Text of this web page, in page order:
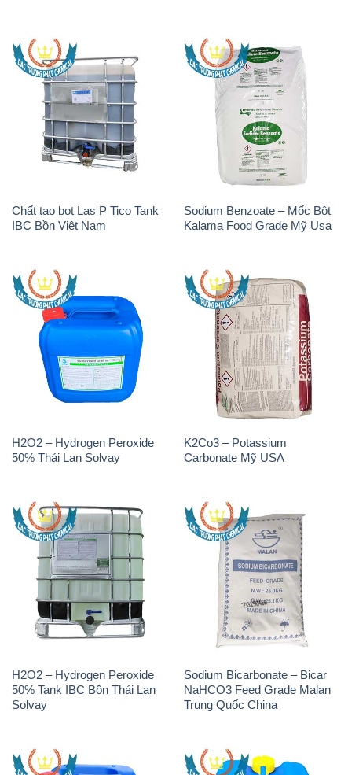
Chất tạo bọt Las P Tico Tank
IBC Bồn Việt Nam
Sodium Benzoate – Mốc Bột
Kalama Food Grade Mỹ Usa
H2O2 – Hydrogen Peroxide
50% Thái Lan Solvay
K2Co3 – Potassium
Carbonate Mỹ USA
H2O2 – Hydrogen Peroxide
50% Tank IBC Bồn Thái Lan
Solvay
Sodium Bicarbonate – Bicar
NaHCO3 Feed Grade Malan
Trung Quốc China